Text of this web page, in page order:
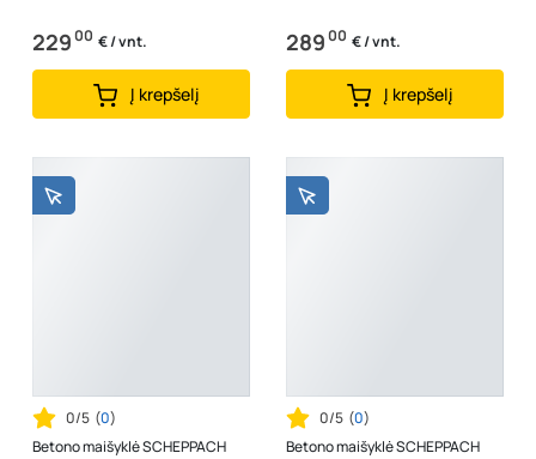
22900 € / vnt.
Į krepšelį
28900 € / vnt.
Į krepšelį
0/5 (0)
Betono maišyklė SCHEPPACH
0/5 (0)
Betono maišyklė SCHEPPACH